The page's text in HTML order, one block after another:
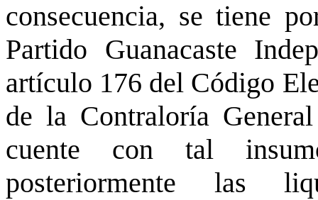
consecuencia, se tiene
Partido Guanacaste
artículo 176 del Código
de la Contraloría
cuente con tal
posteriormente las